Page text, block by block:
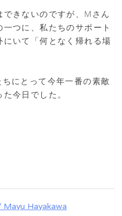
きないのですが、Mさん
つに、私たちのサポート
いて「何となく帰れる場
にとって今年一番の素敵
今日でした。
Mayu Hayakawa